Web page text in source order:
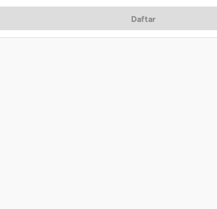
Daftar